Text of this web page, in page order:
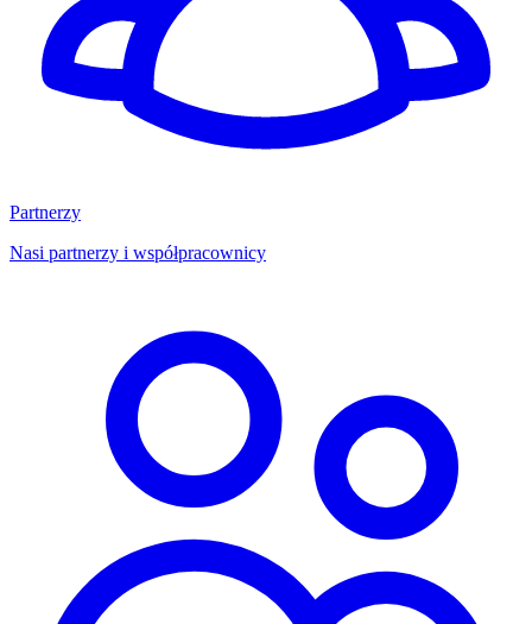
Partnerzy
Nasi partnerzy i współpracownicy